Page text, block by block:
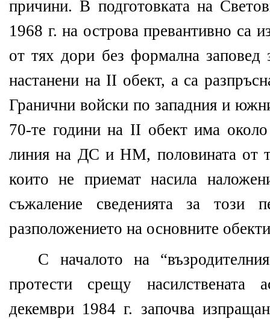
причини. В подготовката на
1968 г. на острова превантивно са
от тях дори без формална заповед
настанени на ІІ обект, а са
Гранични войски по западния и
70-те години на ІІ обект има
линия на ДС и НМ, половината от
които не приемат насила
съжаление сведенията за този
разположението на основните
С началото на
протести срещу
декември 1984 г. започва